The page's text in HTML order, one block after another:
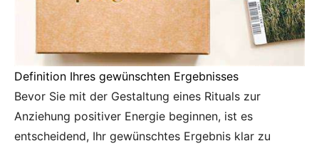
Definition Ihres gewünschten Ergebnisses
Bevor Sie mit der Gestaltung eines Rituals zur
Anziehung positiver Energie beginnen, ist es
entscheidend, Ihr gewünschtes Ergebnis klar zu